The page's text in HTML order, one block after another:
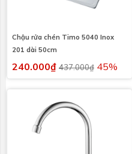
Chậu rửa chén Timo 5040 Inox
201 dài 50cm
240.000₫ 437.000₫ 45%